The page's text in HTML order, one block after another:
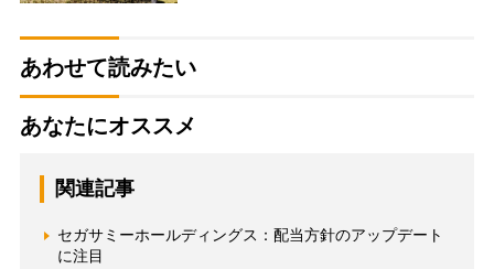
あわせて読みたい
あなたにオススメ
関連記事
セガサミーホールディングス：配当方針のアップデート
に注目